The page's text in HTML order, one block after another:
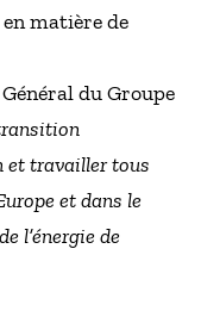
matière de
du Groupe
et travailler tous
et dans le
l’énergie de